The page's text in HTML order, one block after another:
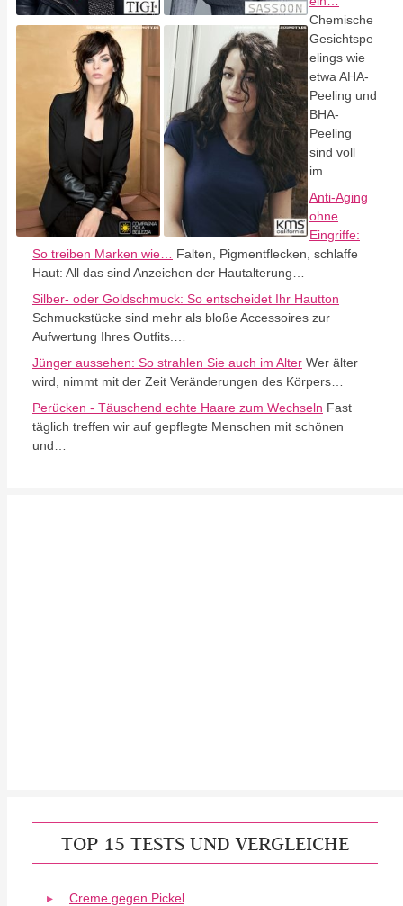
Chemische
Gesichtspe
elings wie
etwa AHA-
Peeling und
BHA-
Peeling
sind voll
im…
Anti-Aging
ohne
Eingriffe:
So treiben Marken wie…
Falten, Pigmentflecken, schlaffe
Haut: All das sind Anzeichen der Hautalterung…
Silber- oder Goldschmuck: So entscheidet Ihr Hautton
Schmuckstücke sind mehr als bloße Accessoires zur
Aufwertung Ihres Outfits.…
Jünger aussehen: So strahlen Sie auch im Alter Wer älter
wird, nimmt mit der Zeit Veränderungen des Körpers…
Perücken - Täuschend echte Haare zum Wechseln Fast
täglich treffen wir auf gepflegte Menschen mit schönen
und…
TOP 15 TESTS UND VERGLEICHE
Creme gegen Pickel